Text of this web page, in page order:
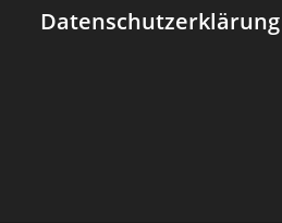
Datenschutzerklärung